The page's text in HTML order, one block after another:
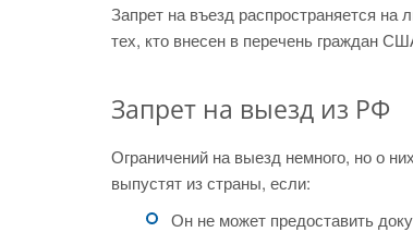
Запрет на въезд распространяется
тех, кто внесен в перечень граждан
Запрет на выезд из РФ
Ограничений на выезд немного, но о
выпустят из страны, если:
Он не может предоставить